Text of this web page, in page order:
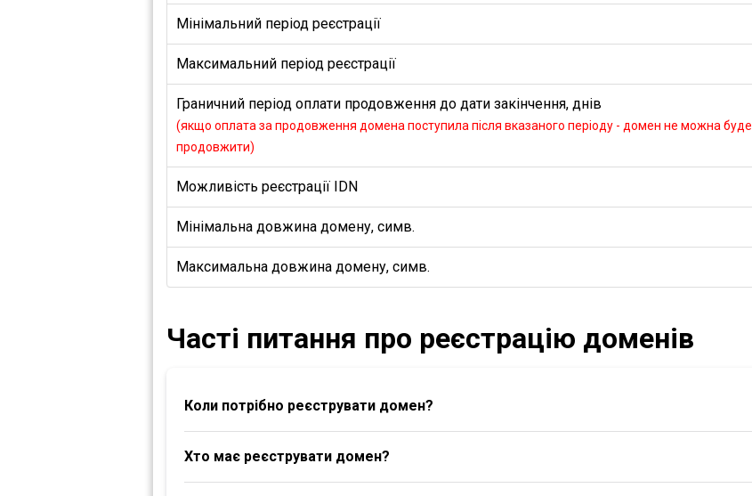
Мінімальний період реєстрації
Максимальний період реєстрації
Граничний період оплати продовження до дати закінчення, днів
(якщо оплата за продовження домена поступила після вказаного періоду - домен не можна буде
продовжити)
Можливість реєстрації IDN
Мінімальна довжина домену, симв.
Максимальна довжина домену, симв.
Часті питання про реєстрацію доменів
Коли потрібно реєструвати домен?
Хто має реєструвати домен?